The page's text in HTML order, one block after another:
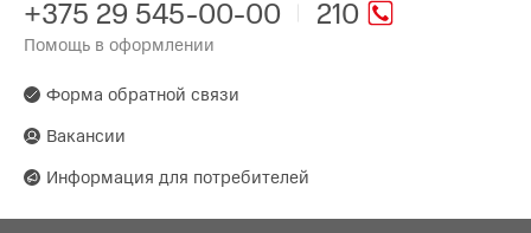
210
+375 29 545-00-00
Помощь в оформлении
Форма обратной связи
Вакансии
Информация для потребителей